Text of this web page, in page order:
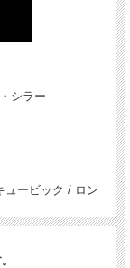
シラー
ービック / ロン